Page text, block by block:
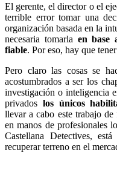
El gerente, el director o el
terrible error tomar una
organización basada en la
necesaria tomarla en base
fiable. Por eso, hay que
Pero claro las cosas se
acostumbrados a ser los
investigación o inteligencia
privados los únicos
llevar a cabo este trabajo
en manos de profesionales
Castellana Detectives,
recuperar terreno en el